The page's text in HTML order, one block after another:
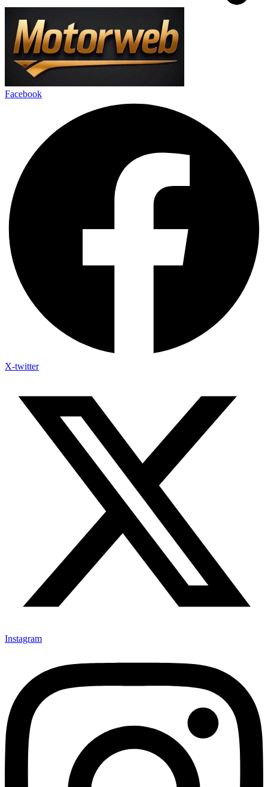
Facebook
X-twitter
Instagram